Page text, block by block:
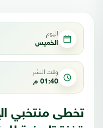
اليوم
الخميس
وقت النشر
01:40 م
تخطى منتخبي